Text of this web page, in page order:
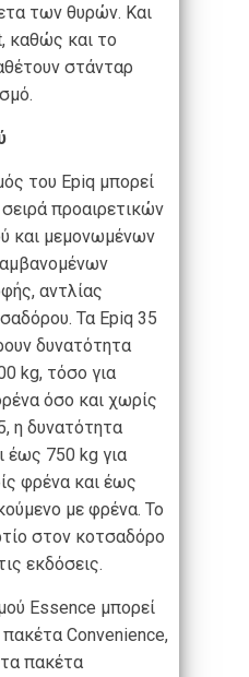
των θυρών. Και
καθώς και το
στάνταρ
του Epiq μπορεί
προαιρετικών
και μεμονωμένων
αντλίας
Τα Epiq 35
δυνατότητα
kg, τόσο για
όσο και χωρίς
η δυνατότητα
έως 750 kg για
φρένα και έως
με φρένα. Το
στον κοτσαδόρο
εκδόσεις.
Essence μπορεί
Convenience,
πακέτα